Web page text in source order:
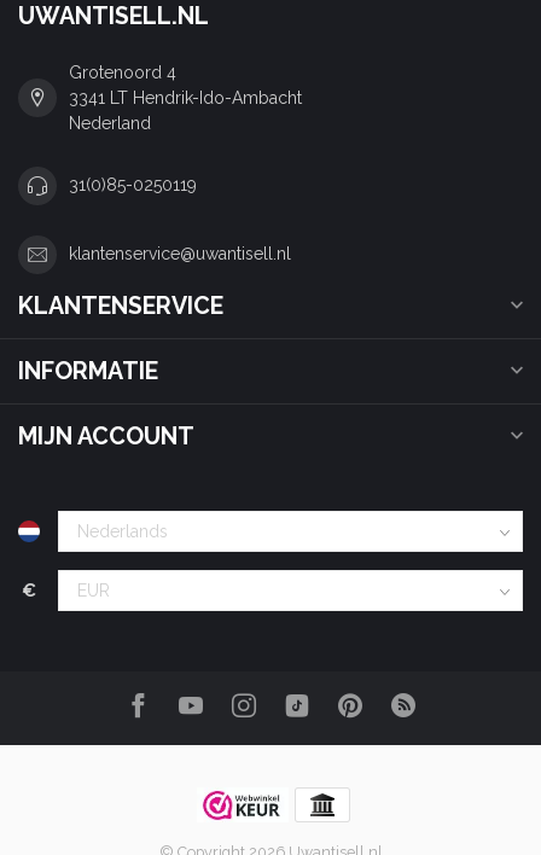
UWANTISELL.NL
Grotenoord 4
3341 LT Hendrik-Ido-Ambacht
Nederland
31(0)85-0250119
klantenservice@uwantisell.nl
KLANTENSERVICE
INFORMATIE
MIJN ACCOUNT
€